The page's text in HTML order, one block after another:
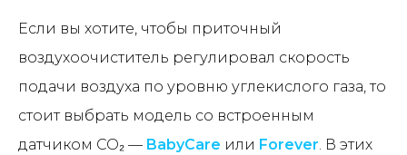
Если вы хотите, чтобы приточный
воздухоочиститель регулировал скорость
подачи воздуха по уровню углекислого газа, то
стоит выбрать модель со встроенным
датчиком CO₂ — BabyCare или Forever. В этих